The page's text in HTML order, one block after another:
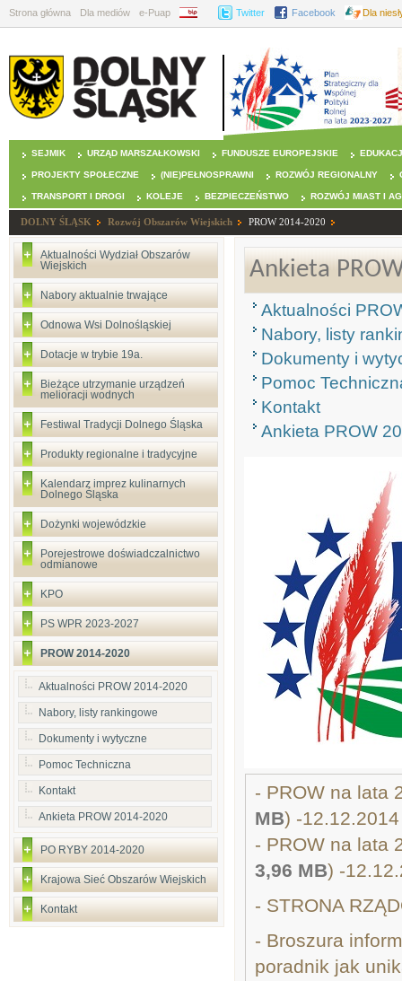
Strona główna Dla mediów e-Puap BIP Twitter Facebook Dla
SEJMIK URZĄD MARSZAŁKOWSKI FUNDUSZE EUROPEJSKIE
PROJEKTY SPOŁECZNE (NIE)PEŁNOSPRAWNI ROZWÓJ REGIONALNY
TRANSPORT I DROGI KOLEJE BEZPIECZEŃSTWO ROZWÓJ MIAST I
DOLNY ŚLĄSK Rozwój Obszarów Wiejskich PROW 2014-2020
Aktualności Wydział Obszarów
Wiejskich
Nabory aktualnie trwające
Odnowa Wsi Dolnośląskiej
Dotacje w trybie 19a.
Bieżące utrzymanie urządzeń
melioracji wodnych
Festiwal Tradycji Dolnego Śląska
Produkty regionalne i tradycyjne
Kalendarz imprez kulinarnych
Dolnego Śląska
Dożynki wojewódzkie
Porejestrowe doświadczalnictwo
odmianowe
KPO
PS WPR 2023-2027
PROW 2014-2020
Aktualności PROW 2014-2020
Nabory, listy rankingowe
Dokumenty i wytyczne
Pomoc Techniczna
Kontakt
Ankieta PROW 2014-2020
PO RYBY 2014-2020
Krajowa Sieć Obszarów Wiejskich
Kontakt
Ankieta
Aktualności
Nabory, listy
Dokumenty i
Pomoc
Kontakt
Ankieta PROW
- PROW na lata
MB) -12.12.2014
- PROW na lata
3,96 MB) -
- STRONA
- Broszura
poradnik jak